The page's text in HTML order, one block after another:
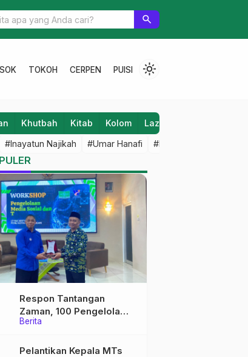
FKPT Jateng Libatkan Pemuda Lewat Karakter ID
search
TOKOH CERPEN PUISI light_mode
Khutbah Kitab Kolom Laziz NU
#Inayatun Najikah #Umar Hanafi #M Iqbal Dawami
Berita
Respon Tantangan
Zaman, 100 Pengelola
Medsos Sekolah Ma’arif
Pelatihan Literasi Digital
Pelantikan Kepala MTs